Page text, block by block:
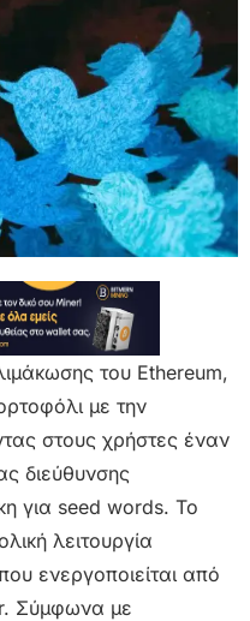
του Ethereum,
με την
στους χρήστες έναν
διεύθυνσης
για seed words. Το
λειτουργία
ενεργοποιείται από
Σύμφωνα με